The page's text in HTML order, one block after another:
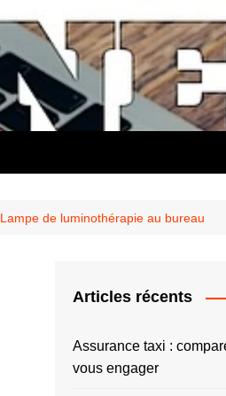
Lampe de luminothérapie au bureau
Articles récents
Assurance taxi :
vous engager